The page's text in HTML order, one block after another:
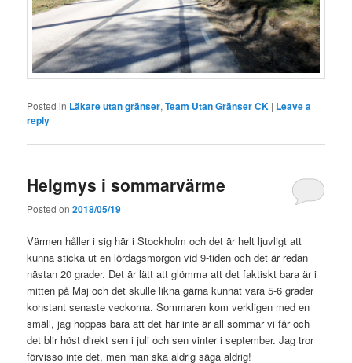
Posted in Läkare utan gränser,Team Utan Gränser CK | Leave a
reply
Helgmys i sommarvärme
Posted on2018/05/19
Värmen håller i sig här i Stockholm och det är helt ljuvligt att
kunna sticka ut en lördagsmorgon vid 9-tiden och det är redan
nästan 20 grader. Det är lätt att glömma att det faktiskt bara är i
mitten på Maj och det skulle likna gärna kunnat vara 5-6 grader
konstant senaste veckorna. Sommaren kom verkligen med en
smäll, jag hoppas bara att det här inte är all sommar vi får och
det blir höst direkt sen i juli och sen vinter i september. Jag tror
förvisso inte det, men man ska aldrig säga aldrig!